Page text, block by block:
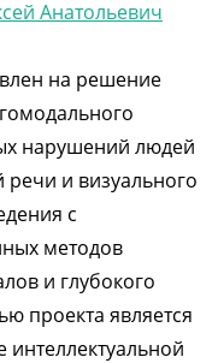
Анатольевич
на решение
нарушений людей
речи и визуального
с
методов
и глубокого
проекта является
интеллектуальной